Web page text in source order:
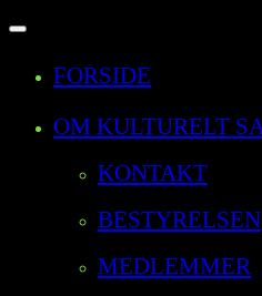
Slå
til/fraFORSIDE
OM KULTURELT
KONTAKT
BESTYRELSEN
MEDLEMMER